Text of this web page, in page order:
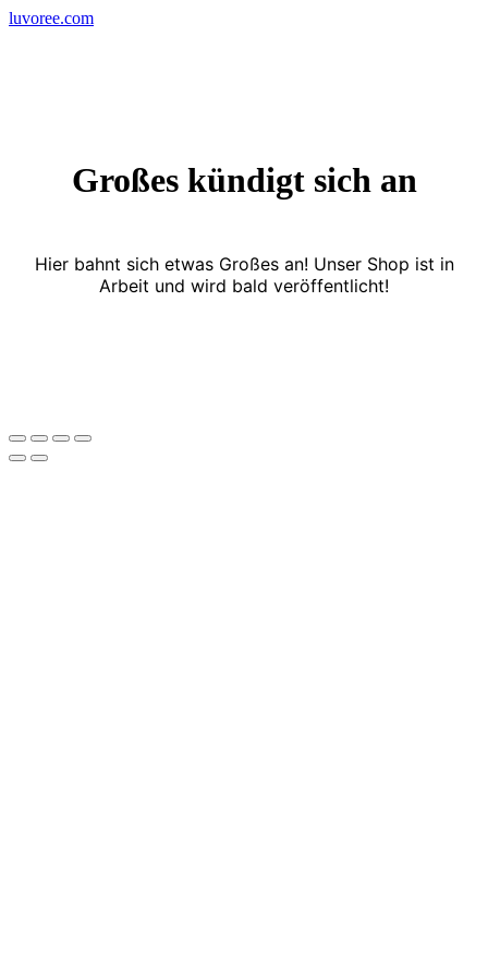
Skip
luvoree.com
Großes kündigt sich an
Hier bahnt sich etwas Großes an! Unser Shop ist in
Arbeit und wird bald veröffentlicht!